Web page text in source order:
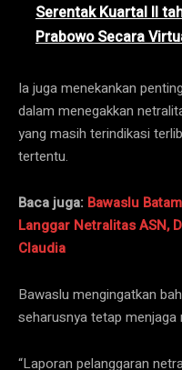
Serentak Kuartal II
Prabowo Secara
Ia juga menekankan
dalam menegakkan
yang masih terindikasi
tertentu.
Baca juga: Bawaslu
Langgar Netralitas ASN,
Claudia
Bawaslu mengingatkan
seharusnya tetap menjaga
“Laporan pelanggaran